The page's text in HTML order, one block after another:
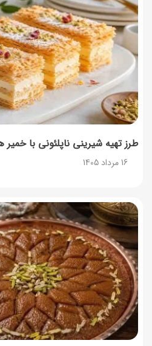
طرز تهیه شیرینی ناپلئونی با خمیر
16 مرداد 1405
۳۵ لیست غذاهای جدید و متفاوت؛ برای ناهار و مهمانی
14 مرداد 1405
طرز تهیه پش ملبا
13 مرداد 1405